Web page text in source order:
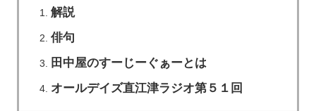
解説
俳句
田中屋のすーじーぐぁーとは
オールデイズ直江津ラジオ第５１回